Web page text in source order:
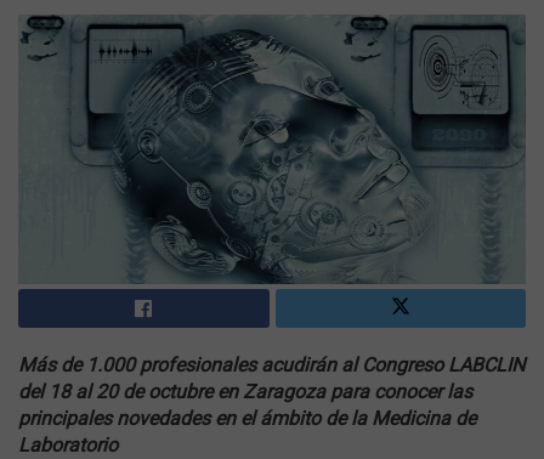
Más de 1.000 profesionales acudirán al Congreso LABCLIN
del 18 al 20 de octubre en Zaragoza para conocer las
principales novedades en el ámbito de la Medicina de
Laboratorio